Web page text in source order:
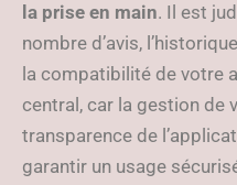
la prise en main. Il est
nombre d’avis,
la compatibilité de votre
central, car la gestion de
transparence de
garantir un usage